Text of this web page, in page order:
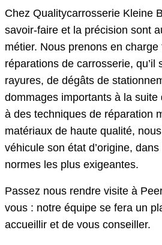
Chez Qualitycarrosserie Kleine
savoir-faire et la précision sont
métier. Nous prenons en
réparations de carrosserie, qu’il
rayures, de dégâts de
dommages importants à la suite
à des techniques de réparation
matériaux de haute qualité,
véhicule son état d’origine,
normes les plus exigeantes.
Passez nous rendre visite à
vous : notre équipe se fera un
accueillir et de vous conseiller.